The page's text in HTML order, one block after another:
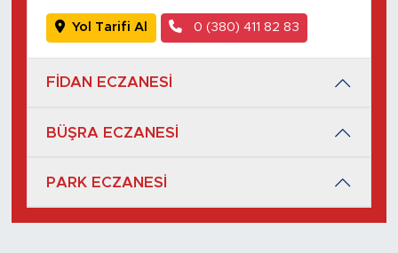
Yol Tarifi Al 0 (380) 411 82 83
FİDAN ECZANESİ
BÜŞRA ECZANESİ
PARK ECZANESİ